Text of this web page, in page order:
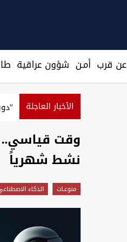
عن قرب أمـن شؤون عراقية
الأخبار العاجلة
وقت
نشط شهرياً
منوعـات الذكاء